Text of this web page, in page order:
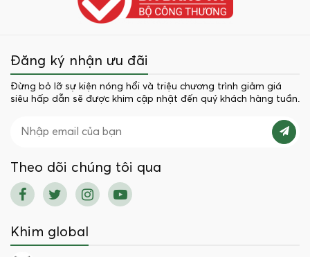
Đăng ký nhận ưu đãi
Đừng bỏ lỡ sự kiện nóng hổi và triệu chương trình giảm giá
siêu hấp dẫn sẽ được khim cập nhật đến quý khách hàng tuần.
Theo dõi chúng tôi qua
Khim global